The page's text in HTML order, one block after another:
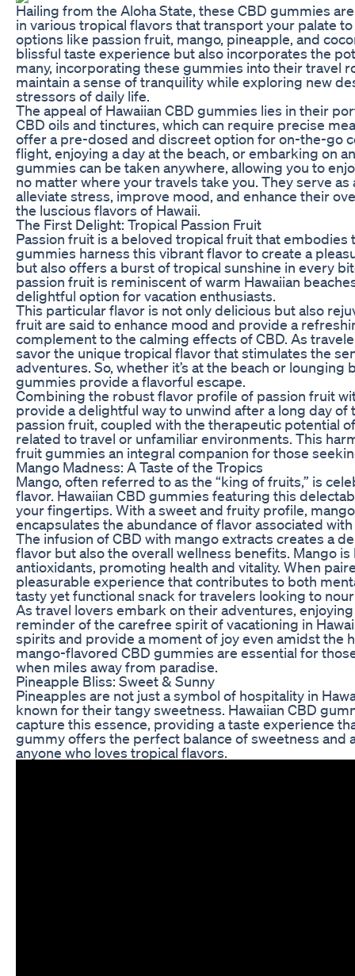
Hailing from the Aloha State, these CBD gummies
in various tropical flavors that transport your palate
options like passion fruit, mango, pineapple, and
blissful taste experience but also incorporates the
many, incorporating these gummies into their travel
maintain a sense of tranquility while exploring new
stressors of daily life.
The appeal of Hawaiian CBD gummies lies in their
CBD oils and tinctures, which can require precise
offer a pre-dosed and discreet option for on-the-go
flight, enjoying a day at the beach, or embarking on
gummies can be taken anywhere, allowing you to
no matter where your travels take you. They serve
alleviate stress, improve mood, and enhance their
the luscious flavors of Hawaii.
The First Delight: Tropical Passion Fruit
Passion fruit is a beloved tropical fruit that embodies
gummies harness this vibrant flavor to create a
but also offers a burst of tropical sunshine in every
passion fruit is reminiscent of warm Hawaiian
delightful option for vacation enthusiasts.
This particular flavor is not only delicious but also
fruit are said to enhance mood and provide a
complement to the calming effects of CBD. As
savor the unique tropical flavor that stimulates the
adventures. So, whether it’s at the beach or
gummies provide a flavorful escape.
Combining the robust flavor profile of passion fruit
provide a delightful way to unwind after a long day
passion fruit, coupled with the therapeutic potential
related to travel or unfamiliar environments. This
fruit gummies an integral companion for those
Mango Madness: A Taste of the Tropics
Mango, often referred to as the “king of fruits,” is
flavor. Hawaiian CBD gummies featuring this
your fingertips. With a sweet and fruity profile,
encapsulates the abundance of flavor associated with
The infusion of CBD with mango extracts creates a
flavor but also the overall wellness benefits. Mango
antioxidants, promoting health and vitality. When
pleasurable experience that contributes to both
tasty yet functional snack for travelers looking to
As travel lovers embark on their adventures,
reminder of the carefree spirit of vacationing in
spirits and provide a moment of joy even amidst the
mango-flavored CBD gummies are essential for
when miles away from paradise.
Pineapple Bliss: Sweet & Sunny
Pineapples are not just a symbol of hospitality in
known for their tangy sweetness. Hawaiian CBD
capture this essence, providing a taste experience
gummy offers the perfect balance of sweetness and
anyone who loves tropical flavors.